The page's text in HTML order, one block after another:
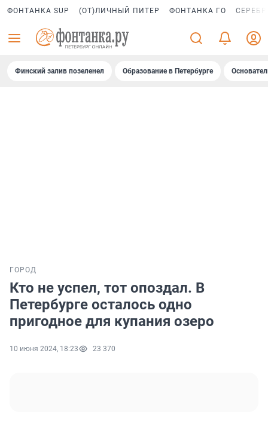
ФОНТАНКА SUP (ОТ)ЛИЧНЫЙ ПИТЕР ФОНТАНКА ГО
Финский залив позеленел Образование в Петербурге
ГОРОД
Кто не успел, тот опоздал. В
Петербурге осталось одно
пригодное для купания озеро
10 июня 2024, 18:23 23 370